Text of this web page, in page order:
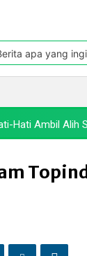
apa yang
Hati Ambil Alih